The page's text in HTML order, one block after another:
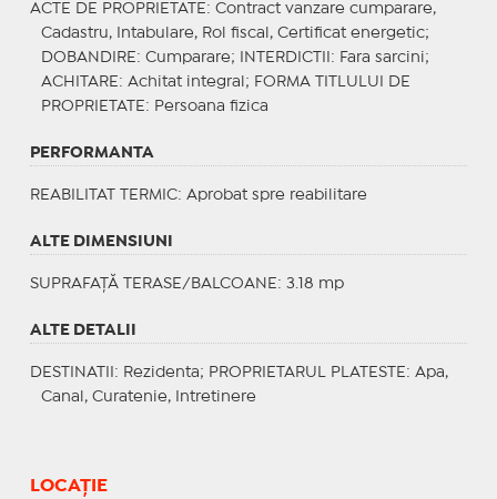
ACTE DE PROPRIETATE : Contract vanzare cumparare,
Cadastru, Intabulare, Rol fiscal, Certificat energetic;
DOBANDIRE : Cumparare; INTERDICTII : Fara sarcini;
ACHITARE : Achitat integral; FORMA TITLULUI DE
PROPRIETATE : Persoana fizica
PERFORMANTA
REABILITAT TERMIC: Aprobat spre reabilitare
ALTE DIMENSIUNI
SUPRAFAȚĂ TERASE/BALCOANE: 3.18 mp
ALTE DETALII
DESTINATII : Rezidenta; PROPRIETARUL PLATESTE : Apa,
Canal, Curatenie, Intretinere
LOCAȚIE